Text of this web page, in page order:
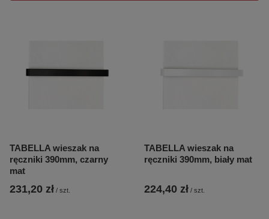
TABELLA wieszak na
ręczniki 390mm, czarny
mat
231,20 zł / szt.
TABELLA wieszak na
ręczniki 390mm, biały mat
224,40 zł / szt.